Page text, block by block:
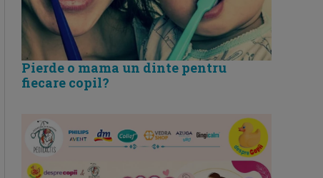
Pierde o mama un dinte pentru
fiecare copil?